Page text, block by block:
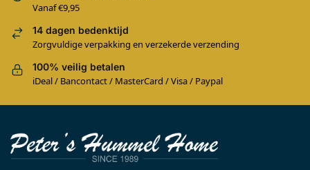
Vanaf €9,95
14 dagen bedenktijd
Zorgvuldige verpakking en verzekerde verzending
100% veilig betalen
iDeal / Bancontact / MasterCard / Visa / Paypal